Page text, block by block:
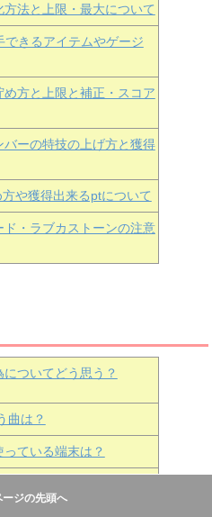
法と上限・最大について
できるアイテムやゲージ
方と上限と補正・スコア
ーの特技の上げ方と獲得
や獲得出来るptについて
・ラブカストーンの注意
ついてどう思う？
曲は？
ている端末は？
ージの先頭へ